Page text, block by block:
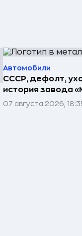
Автомобили
СССР, дефолт,
история завода
07 августа 2026,